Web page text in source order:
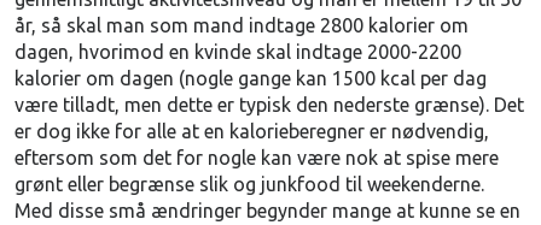
år, så skal man som mand indtage 2800 kalorier om
dagen, hvorimod en kvinde skal indtage 2000-2200
kalorier om dagen (nogle gange kan 1500 kcal per dag
være tilladt, men dette er typisk den nederste grænse). Det
er dog ikke for alle at en kalorieberegner er nødvendig,
eftersom som det for nogle kan være nok at spise mere
grønt eller begrænse slik og junkfood til weekenderne.
Med disse små ændringer begynder mange at kunne se en